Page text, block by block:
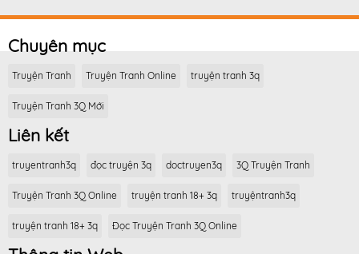
Chuyên mục
Truyện Tranh Truyện Tranh Online truyện tranh 3q
Truyện Tranh 3Q Mới
Liên kết
truyentranh3q đọc truyện 3q doctruyen3q 3Q Truyện Tranh
Truyện Tranh 3Q Online truyện tranh 18+ 3q truyệntranh3q
truyện tranh 18+ 3q Đọc Truyện Tranh 3Q Online